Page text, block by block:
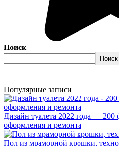
Поиск
Поиск
Популярные записи
Дизайн туалета 2022 года — 200
оформления и ремонта
Пол из мраморной крошки,